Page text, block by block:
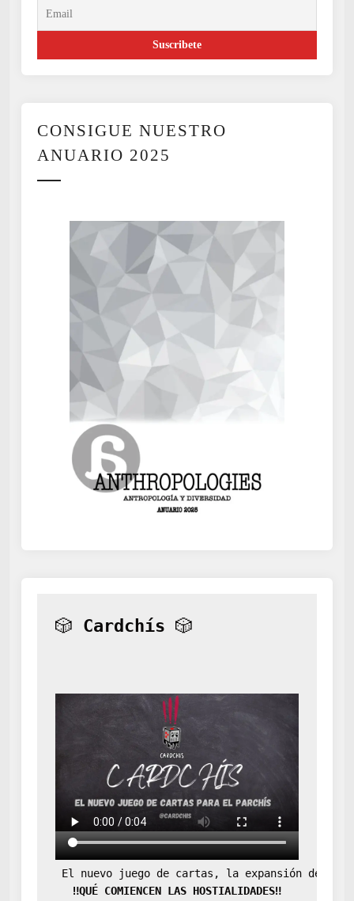
CONSIGUE NUESTRO
ANUARIO 2025
🎲 Cardchís 🎲
El nuevo juego de cartas, la expansión
‼️QUÉ COMIENCEN LAS HOSTIALIDADES‼️